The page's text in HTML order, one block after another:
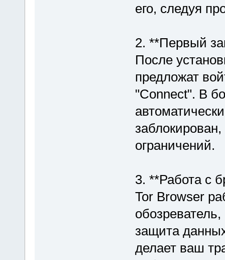
его, следуя
2. **Первый
После
предложат
"Connect". В
ограничений.
3. **Работа с
Tor Browser
защита
делает ваш